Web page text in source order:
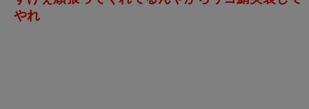
やれ